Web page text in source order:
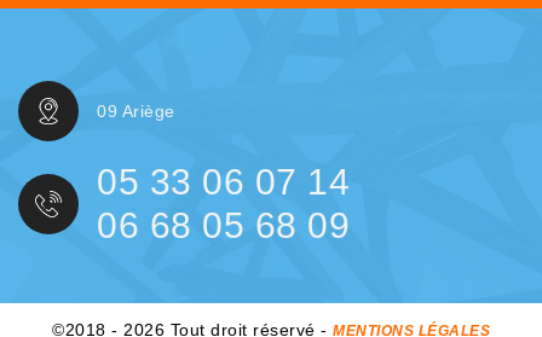
09 Ariège
05 33 06 07 14
06 68 05 68 09
©2018 - 2026 Tout droit réservé - MENTIONS LÉGALES